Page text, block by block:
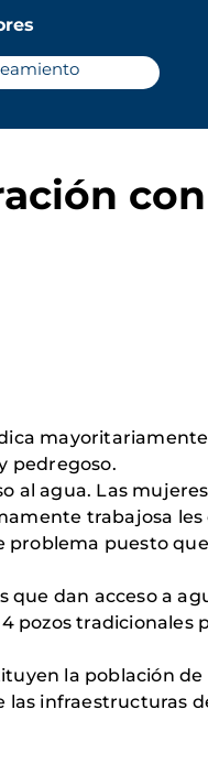
con
pedregoso.
al agua. Las
trabajosa
puesto
dan acceso a
pozos tradicionales
la población
las infraestructuras